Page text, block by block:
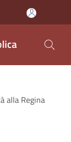
alla Regina